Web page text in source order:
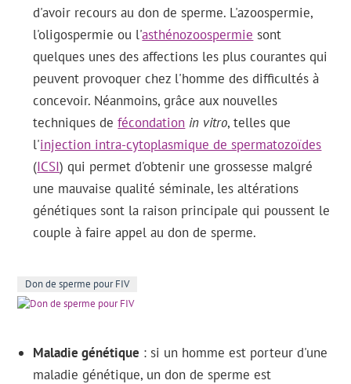
d'avoir recours au don de sperme. L'azoospermie,
l'oligospermie ou l'asthénozoospermie sont
quelques unes des affections les plus courantes qui
peuvent provoquer chez l'homme des difficultés à
concevoir. Néanmoins, grâce aux nouvelles
techniques defécondation in vitro, telles que
l'injection intra-cytoplasmique de spermatozoïdes
(ICSI) qui permet d'obtenir une grossesse malgré
une mauvaise qualité séminale, les altérations
génétiques sont la raison principale qui poussent le
couple à faire appel au don de sperme.
Don de sperme pour FIV
Maladie génétique : si un homme est porteur d'une
maladie génétique, un don de sperme est